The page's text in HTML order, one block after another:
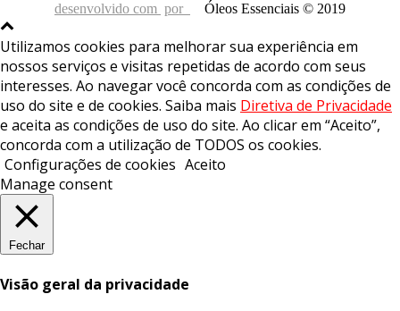
desenvolvido com por Óleos Essenciais © 2019
Utilizamos cookies para melhorar sua experiência em
nossos serviços e visitas repetidas de acordo com seus
interesses. Ao navegar você concorda com as condições de
uso do site e de cookies. Saiba mais Diretiva de Privacidade
e aceita as condições de uso do site. Ao clicar em “Aceito”,
concorda com a utilização de TODOS os cookies.
Configurações de cookies Aceito
Manage consent
Fechar
Visão geral da privacidade